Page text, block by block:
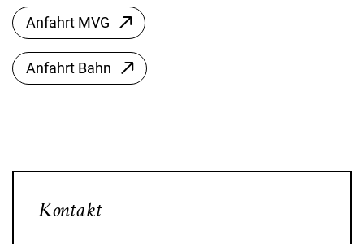
Anfahrt MVG
Anfahrt Bahn
Kontakt